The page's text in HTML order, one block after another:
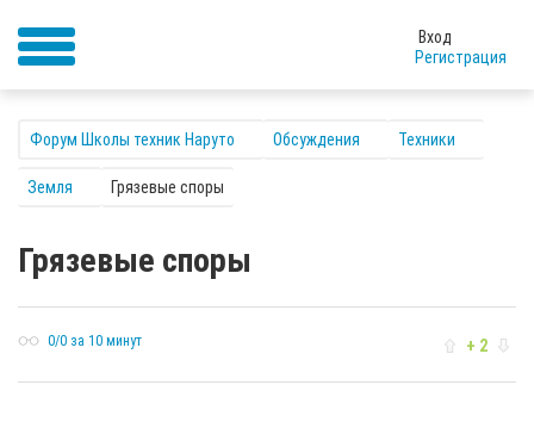
Вход
Регистрация
Форум Школы техник Наруто Обсуждения Техники
Земля Грязевые споры
Грязевые споры
0/0 за 10 минут + 2